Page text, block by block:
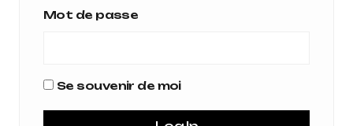
Mot de passe
Se souvenir de moi